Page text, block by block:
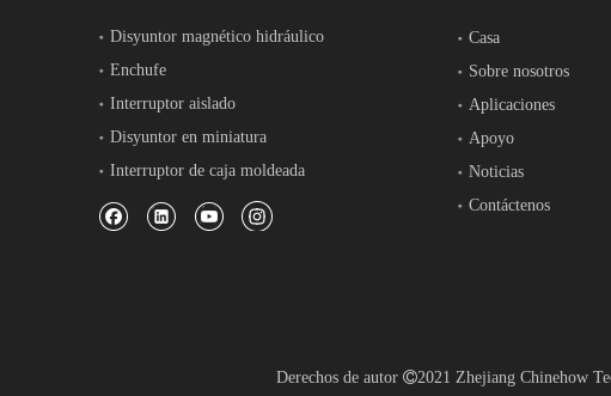
Disyuntor magnético hidráulico
Enchufe
Interruptor aislado
Disyuntor en miniatura
Interruptor de caja moldeada
Casa
Sobre nosotros
Aplicaciones
Apoyo
Noticias
Contáctenos
Derechos de autor 2021 Zhejiang Chinehow